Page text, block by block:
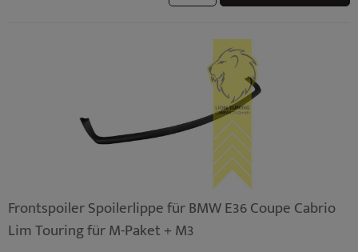
Frontspoiler Spoilerlippe für BMW E36 Coupe Cabrio
Lim Touring für M-Paket + M3